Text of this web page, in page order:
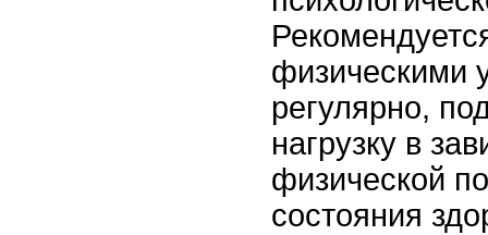
физическими
регулярно,
нагрузку в
физической
состояния